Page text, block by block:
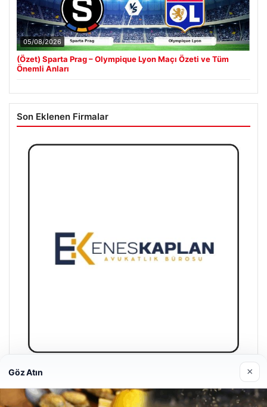
05/08/2026
(Özet) Sparta Prag – Olympique Lyon Maçı Özeti ve Tüm
Önemli Anları
Son Eklenen Firmalar
Enes Kaplan Avukatlık Bürosu
28/04/2026
Göz Atın ×